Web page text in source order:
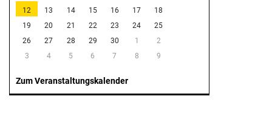
12
13 14 15 16 17
18
19
20 21 22 23 24
25
26
27 28 29 30 1
2
3
4 5 6 7 8 9
Zum Veranstaltungskalender